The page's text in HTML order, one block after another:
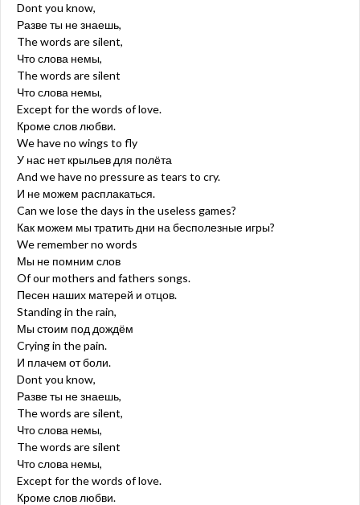
Dont you know,
Разве ты не знаешь,
The words are silent,
Что слова немы,
The words are silent
Что слова немы,
Except for the words of love.
Кроме слов любви.
We have no wings to fly
У нас нет крыльев для полёта
And we have no pressure as tears to cry.
И не можем расплакаться.
Can we lose the days in the useless games?
Как можем мы тратить дни на бесполезные игры?
We remember no words
Мы не помним слов
Of our mothers and fathers songs.
Песен наших матерей и отцов.
Standing in the rain,
Мы стоим под дождём
Crying in the pain.
И плачем от боли.
Dont you know,
Разве ты не знаешь,
The words are silent,
Что слова немы,
The words are silent
Что слова немы,
Except for the words of love.
Кроме слов любви.